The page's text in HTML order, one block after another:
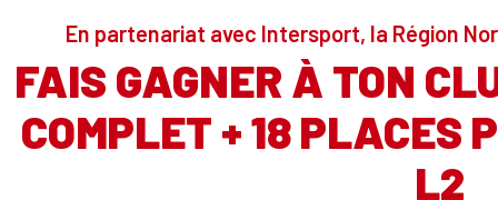
En partenariat avec Intersport, la Région
FAIS GAGNER À TON
COMPLET + 18 PLACES
L2